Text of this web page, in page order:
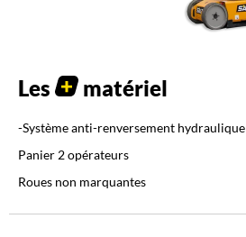
Les matériel
-Système anti-renversement hydraulique
Panier 2 opérateurs
Roues non marquantes